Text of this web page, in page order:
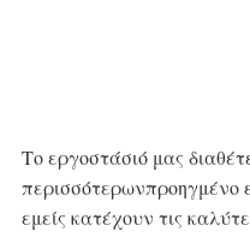
Το εργοστάσιό μας
περισσότερωνπροηγμένο
εμείς κατέχουν τις